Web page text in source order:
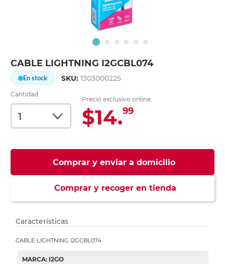
CABLE LIGHTNING I2GCBL074
En stock SKU:1303000225
Cantidad
Precio exclusivo online:
$14.99
Comprar y enviar a domicilio
Comprar y recoger en tienda
Características
CABLE LIGHTNING I2GCBL074
MARCA: I2GO